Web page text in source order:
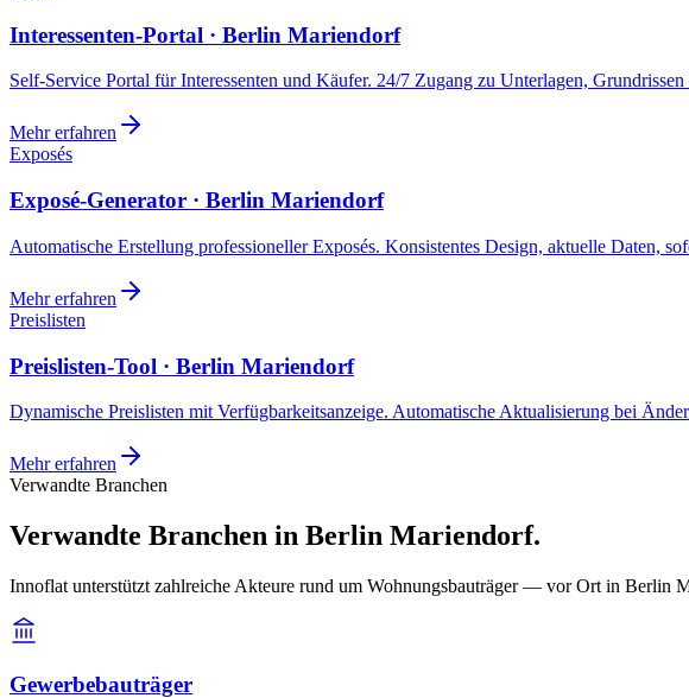
Interessenten-Portal · Berlin Mariendorf
Self-Service Portal für Interessenten und Käufer. 24/7 Zugang zu Unterlagen, Grundrissen
Mehr erfahren
Exposés
Exposé-Generator · Berlin Mariendorf
Automatische Erstellung professioneller Exposés. Konsistentes Design, aktuelle Daten,
Mehr erfahren
Preislisten
Preislisten-Tool · Berlin Mariendorf
Dynamische Preislisten mit Verfügbarkeitsanzeige. Automatische Aktualisierung bei
Mehr erfahren
Verwandte Branchen
Verwandte Branchen in Berlin Mariendorf.
Innoflat unterstützt zahlreiche Akteure rund um Wohnungsbauträger — vor Ort in Berlin
Gewerbebauträger